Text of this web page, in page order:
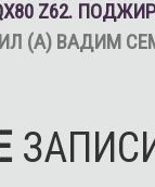
Z62.
(А) ВАДИМ